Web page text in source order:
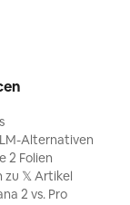
Alternativen
2 Folien
zu 𝕏 Artikel
2 vs. Pro